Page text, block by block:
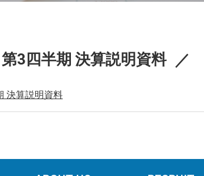
3四半期 決算説明資料
決算説明資料